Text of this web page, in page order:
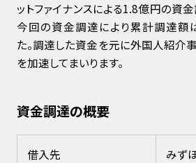
ットファイナンスによる1.8億円の資
今回の資金調達により累計調達額
た。調達した資金を元に外国人紹介
を加速してまいります。
資金調達の概要
借入先
みず